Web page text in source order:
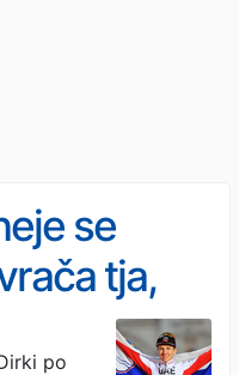
se
tja,
po